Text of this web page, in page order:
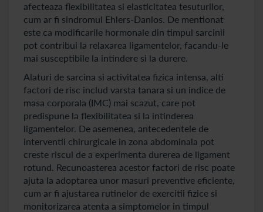
afecteaza flexibilitatea si elasticitatea tesuturilor,
cum ar fi sindromul Ehlers-Danlos. De mentionat
este ca modificarile hormonale din timpul sarcinii
pot contribui la relaxarea ligamentelor, facandu-le
mai susceptibile la intindere si la durere.
Alaturi de sarcina si activitatea fizica intensa, alti
factori de risc includ varsta tanara si un indice de
masa corporala (IMC) mai scazut, care pot
predispune la flexibilitatea si la intinderea
ligamentelor. De asemenea, antecedentele de
interventii chirurgicale in zona abdominala pot
creste riscul de a experimenta durerea de ligament
rotund. Recunoasterea acestor factori de risc poate
ajuta la adoptarea unor masuri preventive eficiente,
cum ar fi ajustarea rutinelor de exercitii fizice si
monitorizarea atenta a simptomelor in timpul